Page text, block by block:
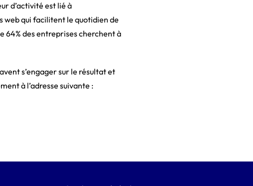
d’activité est lié à
web qui facilitent le quotidien de
64% des entreprises cherchent à
s’engager sur le résultat et
à l’adresse suivante :